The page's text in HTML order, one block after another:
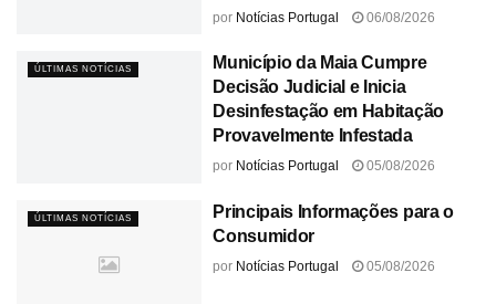
por Notícias Portugal 06/08/2026
ÚLTIMAS NOTÍCIAS
Município da Maia Cumpre
Decisão Judicial e Inicia
Desinfestação em Habitação
Provavelmente Infestada
por Notícias Portugal 05/08/2026
ÚLTIMAS NOTÍCIAS
Principais Informações para o
Consumidor
por Notícias Portugal 05/08/2026